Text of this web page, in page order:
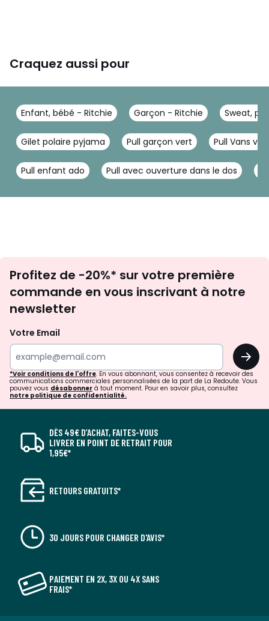
Craquez aussi pour
Enfant, bébé - Ritchie Garçon - Ritchie Sweat,
Gilet polaire pyjama Pull garçon vert Pull Vans vert
Pull enfant ado Pull avec ouverture dans le dos
newsletter
Profitez de -20%* sur votre première
commande en vous inscrivant à notre
newsletter
Votre Email
OK
*Voir conditions de l'offre. En vous abonnant, vous consentez à recevoir des
communications commerciales personnalisées de la part de La Redoute. Vous
pouvez vous désabonner à tout moment. Pour en savoir plus, consultez
notre politique de confidentialité.
DÈS 49€ D’ACHAT, FAITES-VOUS
LIVRER EN POINT DE RETRAIT POUR
1,95€*
RETOURS GRATUITS*
30 JOURS POUR CHANGER D'AVIS*
PAIEMENT EN 2X, 3X OU 4X SANS
FRAIS*